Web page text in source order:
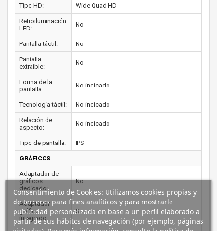
Tipo HD: Wide Quad HD
Retroiluminación
LED:
No
Pantalla táctil: No
Pantalla
extraíble:
No
Forma de la
pantalla:
No indicado
Tecnología táctil: No indicado
Relación de
aspecto:
No indicado
Tipo de pantalla: IPS
GRÁFICOS
Adaptador de
gráficos
dedicado:
No
Adaptador
gráfico
integrado:
Si
Consentimiento de Cookies: Utilizamos cookies propias y
de terceros para fines analíticos y para mostrarle
publicidad personalizada en base a un perfil elaborado a
partir de sus hábitos de navegación (por ejemplo, páginas